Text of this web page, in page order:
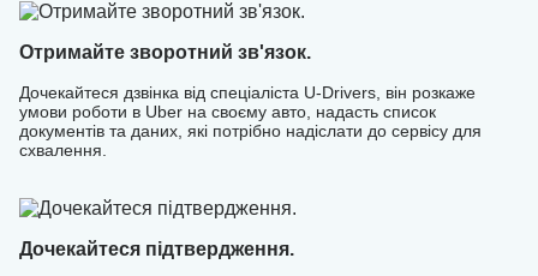
Отримайте зворотний зв'язок.
Дочекайтеся дзвінка від спеціаліста U-Drivers, він розкаже
умови роботи в Uber на своєму авто, надасть список
документів та даних, які потрібно надіслати до сервісу для
схвалення.
Дочекайтеся підтвердження.